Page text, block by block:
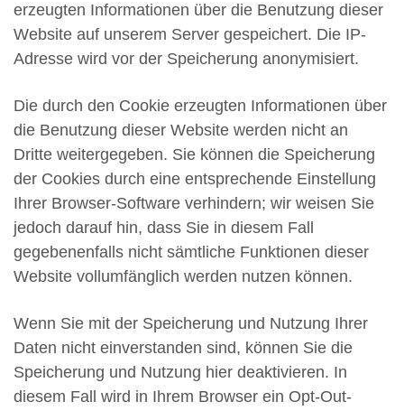
erzeugten Informationen über die Benutzung dieser
Website auf unserem Server gespeichert. Die IP-
Adresse wird vor der Speicherung anonymisiert.
Die durch den Cookie erzeugten Informationen über
die Benutzung dieser Website werden nicht an
Dritte weitergegeben. Sie können die Speicherung
der Cookies durch eine entsprechende Einstellung
Ihrer Browser-Software verhindern; wir weisen Sie
jedoch darauf hin, dass Sie in diesem Fall
gegebenenfalls nicht sämtliche Funktionen dieser
Website vollumfänglich werden nutzen können.
Wenn Sie mit der Speicherung und Nutzung Ihrer
Daten nicht einverstanden sind, können Sie die
Speicherung und Nutzung hier deaktivieren. In
diesem Fall wird in Ihrem Browser ein Opt-Out-